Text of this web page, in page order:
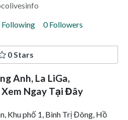
Following 0 Followers
0 Stars
Anh, La LiGa,
Ngay Tại Đây
Khu phố 1, Bình Trị Đông, Hồ